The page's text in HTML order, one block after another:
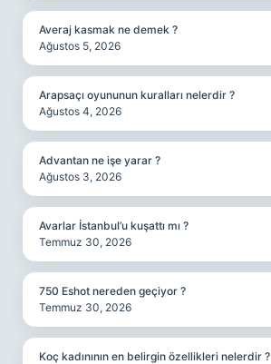
Averaj kasmak ne demek ?
Ağustos 5, 2026
Arapsaçı oyununun kuralları nelerdir ?
Ağustos 4, 2026
Advantan ne işe yarar ?
Ağustos 3, 2026
Avarlar İstanbul’u kuşattı mı ?
Temmuz 30, 2026
750 Eshot nereden geçiyor ?
Temmuz 30, 2026
Koç kadınının en belirgin özellikleri nelerdir ?